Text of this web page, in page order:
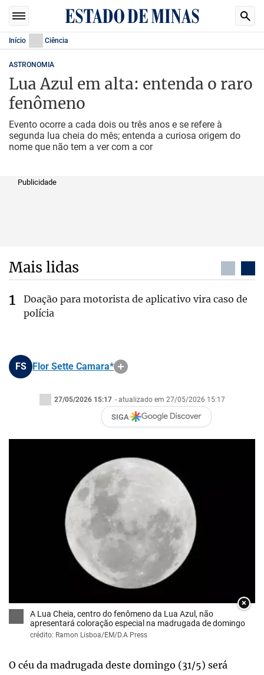
Início Ciência
ASTRONOMIA
Lua Azul em alta: entenda o raro
fenômeno
Evento ocorre a cada dois ou três anos e se refere à
segunda lua cheia do mês; entenda a curiosa origem do
nome que não tem a ver com a cor
Publicidade
Mais lidas
Doação para motorista de aplicativo vira caso de
polícia
FS Flor Sette Camara*
27/05/2026 15:17 - atualizado em 27/05/2026 15:17
SIGA
×
A Lua Cheia, centro do fenômeno da Lua Azul, não
apresentará coloração especial na madrugada de domingo
crédito: Ramon Lisboa/EM/D.A Press
O céu da madrugada deste domingo (31/5) será